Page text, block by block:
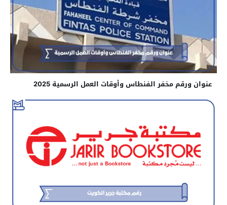
عنوان ورقم مخفر الفنطاس​ وأوقات العمل الرسمية 2025